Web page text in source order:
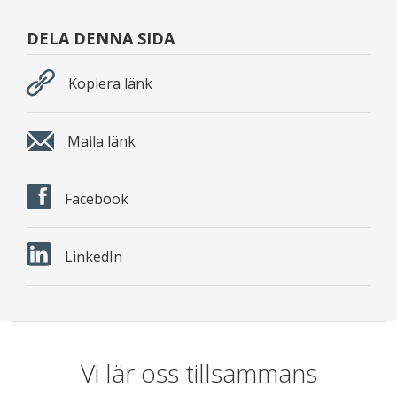
DELA DENNA SIDA
Kopiera länk
Maila länk
Facebook
LinkedIn
Vi lär oss tillsammans